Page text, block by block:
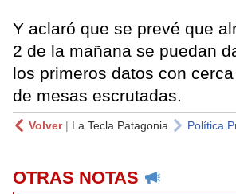
Y aclaró que se prevé que
2 de la mañana se puedan
los primeros datos con
de mesas escrutadas.
Volver| La Tecla Patagonia Política
OTRAS NOTAS